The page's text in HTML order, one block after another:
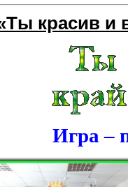
красив и
Игра –